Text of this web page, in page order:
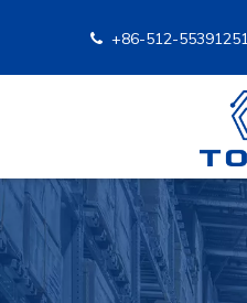
 +86-512-